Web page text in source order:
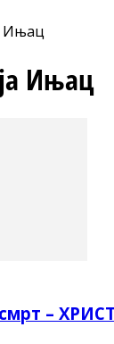
Ињац
Ињац
–